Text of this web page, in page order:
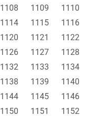
1108 1109
1110
1114 1115
1116
1120 1121
1122
1126 1127
1128
1132 1133
1134
1138 1139
1140
1144 1145
1146
1150 1151 1152